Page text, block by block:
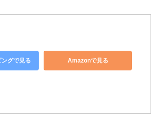
グで見る Amazonで見る